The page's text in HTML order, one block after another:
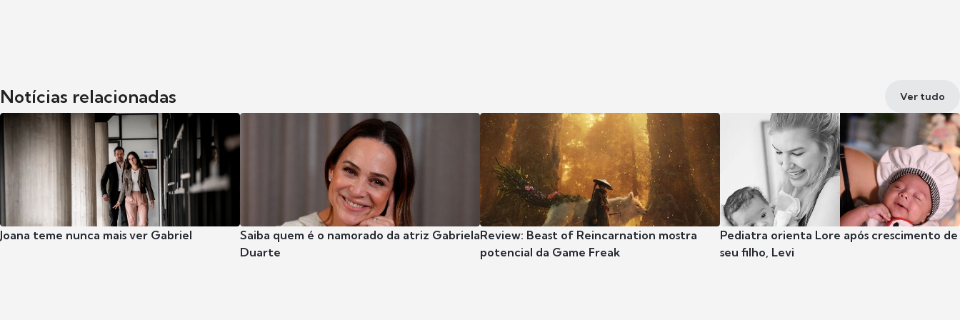
Notícias relacionadas Ver tudo
Joana teme nunca mais ver Gabriel
Saiba quem é o namorado da atriz Gabriela
Duarte
Review: Beast of Reincarnation mostra
potencial da Game Freak
Pediatra orienta Lore após crescimento de
seu filho, Levi